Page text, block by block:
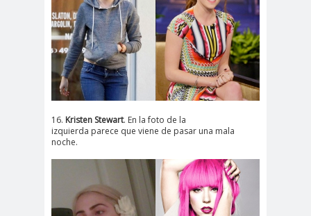
16. Kristen Stewart. En la foto de la
izquierda parece que viene de pasar una mala
noche.